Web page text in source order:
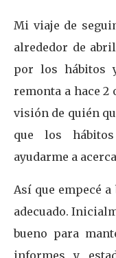
Mi viaje de
alrededor de
por los hábitos
remonta a hace 2
visión de quién
que los
ayudarme a
Así que empecé
adecuado.
bueno para
informes y